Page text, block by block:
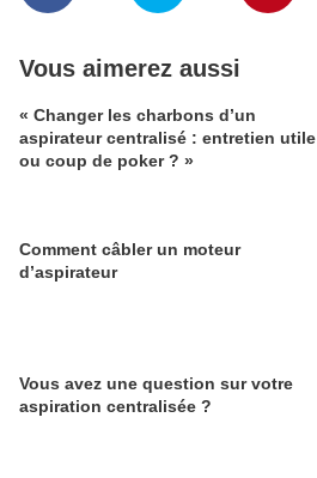
Vous aimerez aussi
« Changer les charbons d’un
aspirateur centralisé : entretien utile
ou coup de poker ? »
Comment câbler un moteur
d’aspirateur
Vous avez une question sur votre
aspiration centralisée ?